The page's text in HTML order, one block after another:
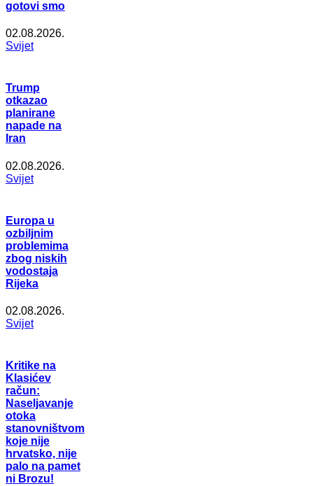
gotovi smo
02.08.2026.
Svijet
Trump
otkazao
planirane
napade na
Iran
02.08.2026.
Svijet
Europa u
ozbiljnim
problemima
zbog niskih
vodostaja
Rijeka
02.08.2026.
Svijet
Kritike na
Klasićev
račun:
Naseljavanje
otoka
stanovništvom
koje nije
hrvatsko, nije
palo na pamet
ni Brozu!